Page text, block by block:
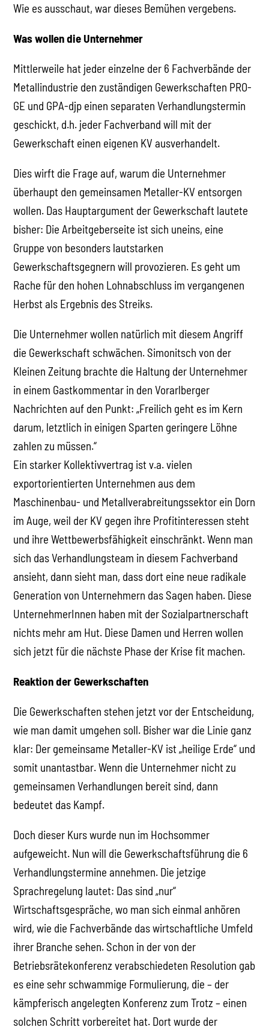
Wie es ausschaut, war dieses Bemühen vergebens.
Was wollen die Unternehmer
Mittlerweile hat jeder einzelne der 6 Fachverbände der
Metallindustrie den zuständigen Gewerkschaften PRO-
GE und GPA-djp einen separaten Verhandlungstermin
geschickt, d.h. jeder Fachverband will mit der
Gewerkschaft einen eigenen KV ausverhandelt.
Dies wirft die Frage auf, warum die Unternehmer
überhaupt den gemeinsamen Metaller-KV entsorgen
wollen. Das Hauptargument der Gewerkschaft lautete
bisher: Die Arbeitgeberseite ist sich uneins, eine
Gruppe von besonders lautstarken
Gewerkschaftsgegnern will provozieren. Es geht um
Rache für den hohen Lohnabschluss im vergangenen
Herbst als Ergebnis des Streiks.
Die Unternehmer wollen natürlich mit diesem Angriff
die Gewerkschaft schwächen. Simonitsch von der
Kleinen Zeitung brachte die Haltung der Unternehmer
in einem Gastkommentar in den Vorarlberger
Nachrichten auf den Punkt: „Freilich geht es im Kern
darum, letztlich in einigen Sparten geringere Löhne
zahlen zu müssen.“
Ein starker Kollektivvertrag ist v.a. vielen
exportorientierten Unternehmen aus dem
Maschinenbau- und Metallverabreitungssektor ein Dorn
im Auge, weil der KV gegen ihre Profitinteressen steht
und ihre Wettbewerbsfähigkeit einschränkt. Wenn man
sich das Verhandlungsteam in diesem Fachverband
ansieht, dann sieht man, dass dort eine neue radikale
Generation von Unternehmern das Sagen haben. Diese
UnternehmerInnen haben mit der Sozialpartnerschaft
nichts mehr am Hut. Diese Damen und Herren wollen
sich jetzt für die nächste Phase der Krise fit machen.
Reaktion der Gewerkschaften
Die Gewerkschaften stehen jetzt vor der Entscheidung,
wie man damit umgehen soll. Bisher war die Linie ganz
klar: Der gemeinsame Metaller-KV ist „heilige Erde“ und
somit unantastbar. Wenn die Unternehmer nicht zu
gemeinsamen Verhandlungen bereit sind, dann
bedeutet das Kampf.
Doch dieser Kurs wurde nun im Hochsommer
aufgeweicht. Nun will die Gewerkschaftsführung die 6
Verhandlungstermine annehmen. Die jetzige
Sprachregelung lautet: Das sind „nur“
Wirtschaftsgespräche, wo man sich einmal anhören
wird, wie die Fachverbände das wirtschaftliche Umfeld
ihrer Branche sehen. Schon in der von der
Betriebsrätekonferenz verabschiedeten Resolution gab
es eine sehr schwammige Formulierung, die – der
kämpferisch angelegten Konferenz zum Trotz – einen
solchen Schritt vorbereitet hat. Dort wurde der